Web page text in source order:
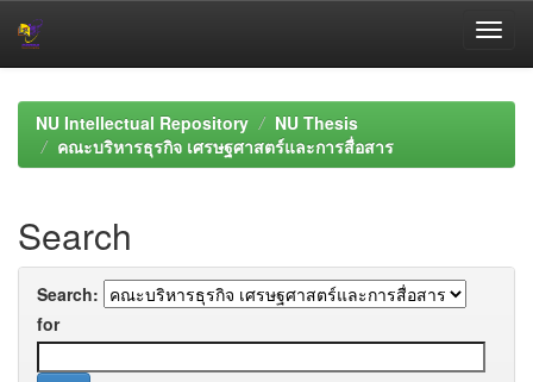
navigationNU Intellectual Repository
NU Thesis
คณะบริหารธุรกิจ เศรษฐศาสตร์และการสื่อสาร
Search
Search:
for